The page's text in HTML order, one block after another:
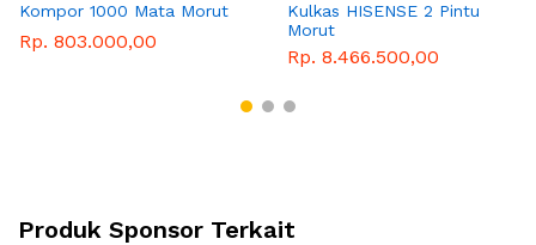
Kompor 1000 Mata Morut
Rp. 803.000,00
Kulkas HISENSE 2 Pintu
Morut
Rp. 8.466.500,00
Produk Sponsor Terkait